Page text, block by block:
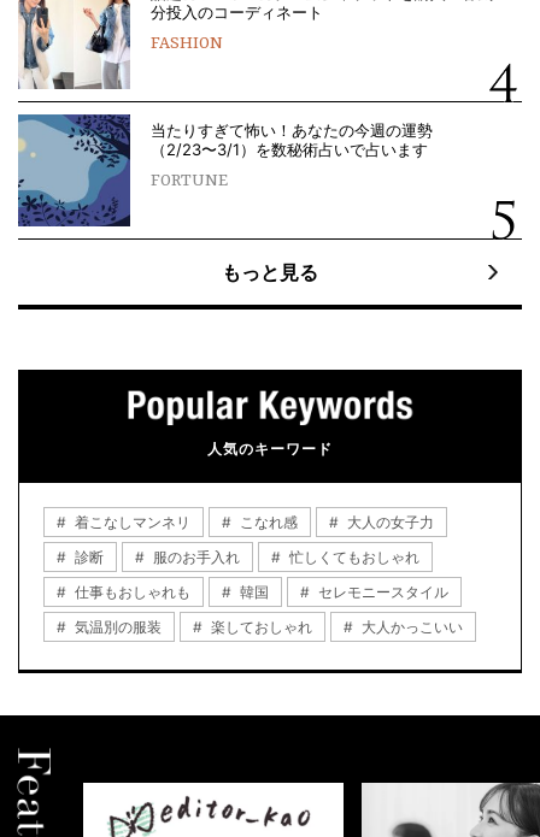
分投入のコーディネート
FASHION
当たりすぎて怖い！あなたの今週の運勢
（2/23〜3/1）を数秘術占いで占います
FORTUNE
もっと見る
人気のキーワード
着こなしマンネリ こなれ感
大人の女子力
診断
服のお手入れ
忙しくてもおしゃれ
仕事もおしゃれも
韓国
セレモニースタイル
気温別の服装
楽しておしゃれ 大人かっこいい